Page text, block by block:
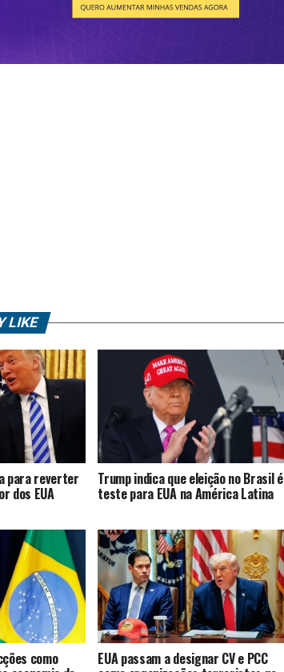
LIKE
para reverter
dos EUA
Trump indica que eleição no Brasil é
teste para EUA na América Latina
como EUA passam a designar CV e PCC